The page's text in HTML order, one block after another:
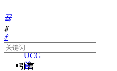
끀
ꁲ
About
UCG
首
ꄙ
引言